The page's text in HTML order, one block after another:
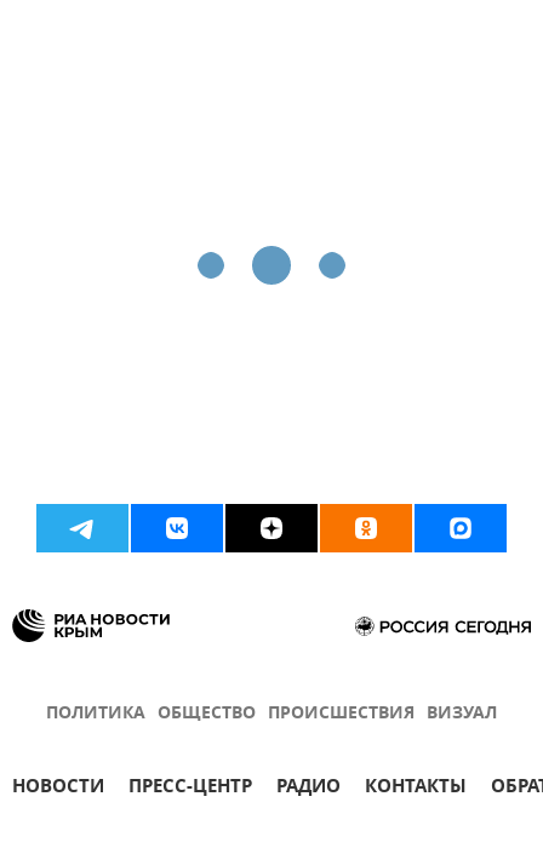
ПОЛИТИКА ОБЩЕСТВО ПРОИСШЕСТВИЯ ВИЗУАЛ
НОВОСТИ ПРЕСС-ЦЕНТР РАДИО КОНТАКТЫ